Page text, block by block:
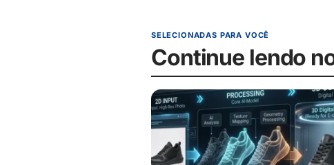
SELECIONADAS PARA VOCÊ
Continue lendo